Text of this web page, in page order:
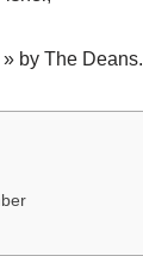
by The Deans.